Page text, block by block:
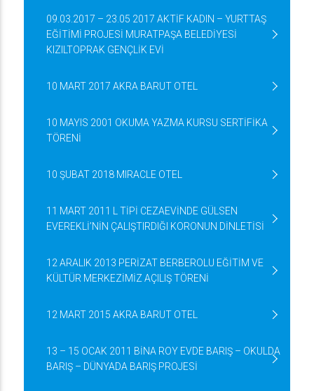
09.03.2017 – 23.05 2017 AKTİF KADIN – YURTTAŞ
EĞİTİMİ PROJESİ MURATPAŞA BELEDİYESİ
KIZILTOPRAK GENÇLİK EVİ
10 MART 2017 AKRA BARUT OTEL
10 MAYIS 2001 OKUMA YAZMA KURSU SERTİFİKA
TÖRENİ
10 ŞUBAT 2018 MIRACLE OTEL
11 MART 2011 L TİPİ CEZAEVİNDE GÜLSEN
EVEREKLİ’NİN ÇALIŞTIRDIĞI KORONUN DİNLETİSİ
12 ARALIK 2013 PERİZAT BERBEROLU EĞİTİM VE
KÜLTÜR MERKEZİMİZ AÇILIŞ TÖRENİ
12 MART 2015 AKRA BARUT OTEL
13 – 15 OCAK 2011 BİNA ROY EVDE BARIŞ – OKULDA
BARIŞ – DÜNYADA BARIŞ PROJESİ